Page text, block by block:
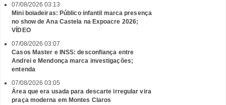
07/08/2026 03:13
Mini boiadeiras: Público infantil marca presença
no show de Ana Castela na Expoacre 2026;
VÍDEO
07/08/2026 03:07
Casos Master e INSS: desconfiança entre
Andrei e Mendonça marca investigações;
entenda
07/08/2026 03:05
Área que era usada para descarte irregular vira
praça moderna em Montes Claros